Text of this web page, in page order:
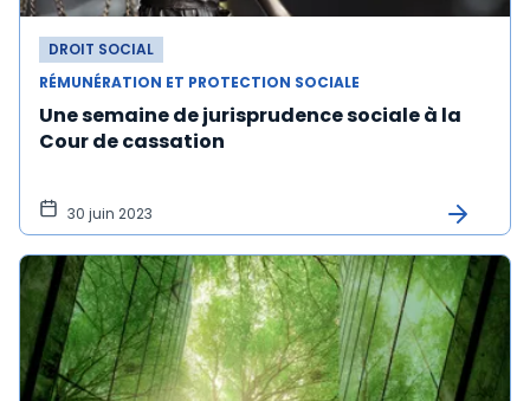
DROIT SOCIAL
RÉMUNÉRATION ET PROTECTION SOCIALE
Une semaine de jurisprudence sociale à la
Cour de cassation
30 juin 2023